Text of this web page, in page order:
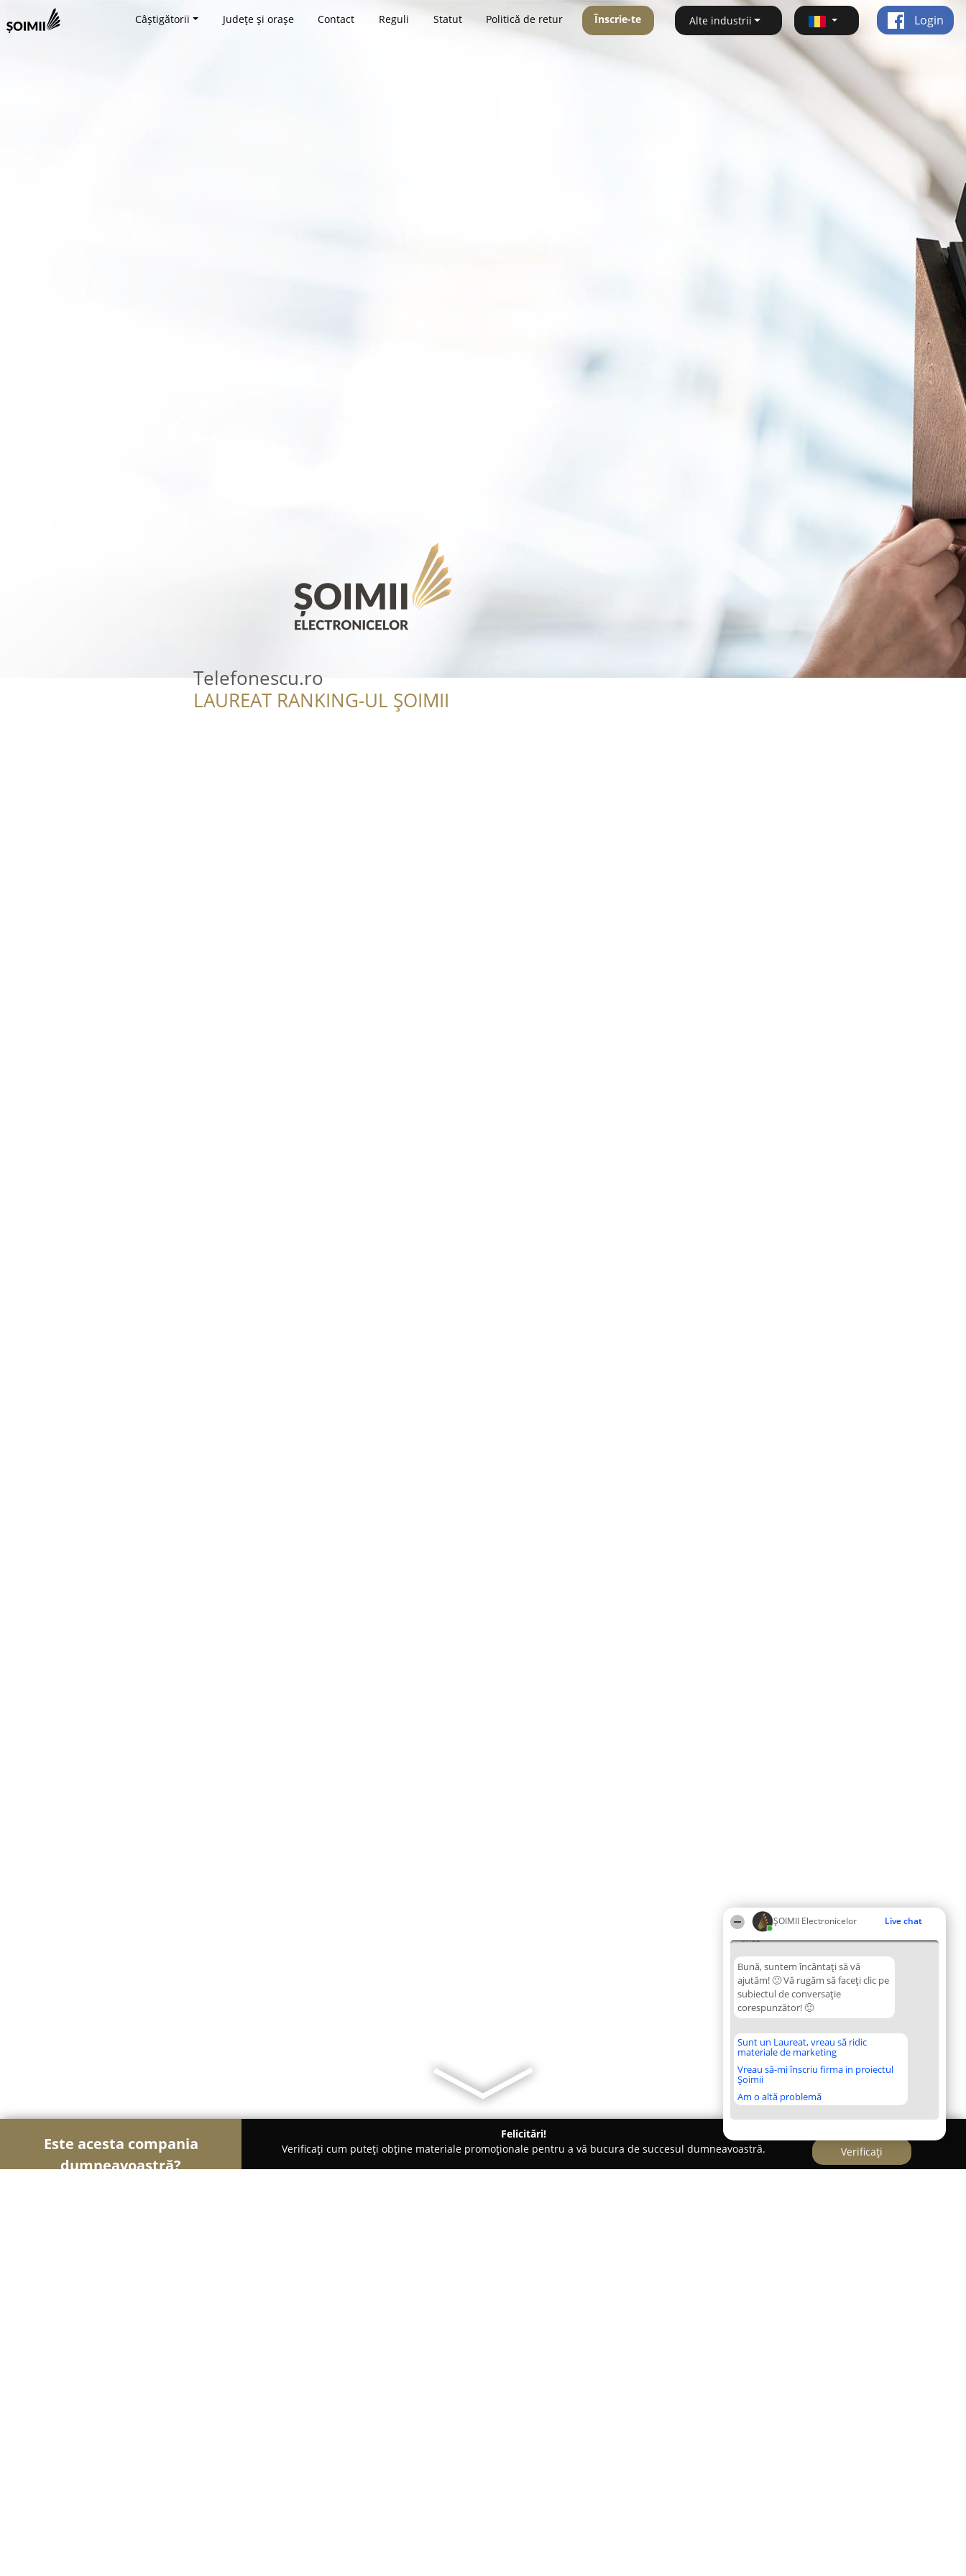
ȘOIMII Electronicelor Live chat
07:22
Bună, suntem încântați să vă
ajutăm! 🙂 Vă rugăm să faceți clic pe
subiectul de conversație
corespunzător! 🙂
Sunt un Laureat, vreau să ridic
materiale de marketing
Vreau să-mi înscriu firma in proiectul
Șoimii
Am o altă problemă
Câștigătorii Județe și orașe Contact Reguli Statut Politică de retur Înscrie-te Alte industrii Login
Telefonescu.ro
LAUREAT RANKING-UL ȘOIMII
Este acesta compania
dumneavoastră?
Felicitări!
Verificați cum puteți obține materiale promoționale pentru a vă bucura de succesul dumneavoastră.
Verificați